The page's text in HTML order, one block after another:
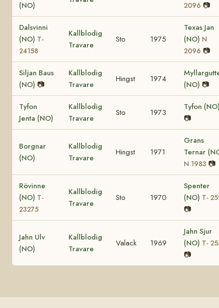
(NO) 2096 📷
Dalsvinni
(NO) T-
24158
Kallblodig
Travare
Sto 1975
Texas Jan
(NO) N
2096 📷
Siljan Baus
(NO) 📷
Kallblodig
Travare
Hingst 1974
(NO) 📷
Tyfon
Jenta (NO)
Kallblodig
Travare
Sto 1973
Tyfon
📷
Borgnar
(NO)
Kallblodig
Travare
Hingst 1971
Grans
Ternar
N 1983 📷
Rövinne
(NO) T-
23275
Kallblodig
Travare
Sto 1970
Spenter
(NO) T-
📷
Jahn Ulv
(NO)
Kallblodig
Travare
Valack 1969
Jahn Sjur
(NO) T-
📷